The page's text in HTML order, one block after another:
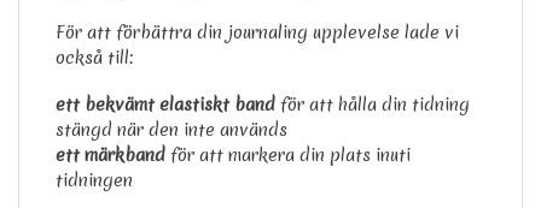
För att förbättra din journaling upplevelse lade vi
också till:
ett bekvämt elastiskt band för att hålla din tidning
stängd när den inte används
ett märkband för att markera din plats inuti
tidningen